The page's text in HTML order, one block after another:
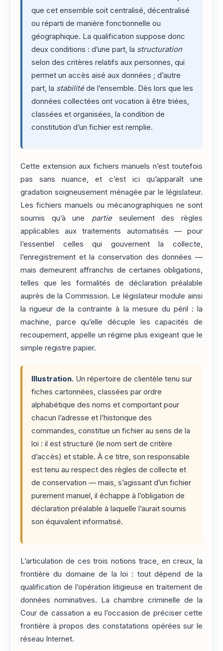
que cet ensemble soit centralisé, décentralisé
ou réparti de manière fonctionnelle ou
géographique. La qualification suppose donc
deux conditions : d’une part, la structuration
selon des critères relatifs aux personnes, qui
permet un accès aisé aux données ; d’autre
part, la stabilitéde l’ensemble. Dès lors que les
données collectées ont vocation à être triées,
classées et organisées, la condition de
constitution d’un fichier est remplie.
Cette extension aux fichiers manuels n’est toutefois
pas sans nuance, et c’est ici qu’apparaît une
gradation soigneusement ménagée par le législateur.
Les fichiers manuels ou mécanographiques ne sont
soumis qu’à une partieseulement des règles
applicables aux traitements automatisés — pour
l’essentiel celles qui gouvernent la collecte,
l’enregistrement et la conservation des données —
mais demeurent affranchis de certaines obligations,
telles que les formalités de déclaration préalable
auprès de la Commission. Le législateur module ainsi
la rigueur de la contrainte à la mesure du péril : la
machine, parce qu’elle décuple les capacités de
recoupement, appelle un régime plus exigeant que le
simple registre papier.
Illustration. Un répertoire de clientèle tenu sur
fiches cartonnées, classées par ordre
alphabétique des noms et comportant pour
chacun l’adresse et l’historique des
commandes, constitue un fichier au sens de la
loi : il est structuré (le nom sert de critère
d’accès) et stable. À ce titre, son responsable
est tenu au respect des règles de collecte et
de conservation — mais, s’agissant d’un fichier
purement manuel, il échappe à l’obligation de
déclaration préalable à laquelle l’aurait soumis
son équivalent informatisé.
L’articulation de ces trois notions trace, en creux, la
frontière du domaine de la loi : tout dépend de la
qualification de l’opération litigieuse en traitement de
données nominatives. La chambre criminelle de la
Cour de cassation a eu l’occasion de préciser cette
frontière à propos des constatations opérées sur le
réseau Internet.